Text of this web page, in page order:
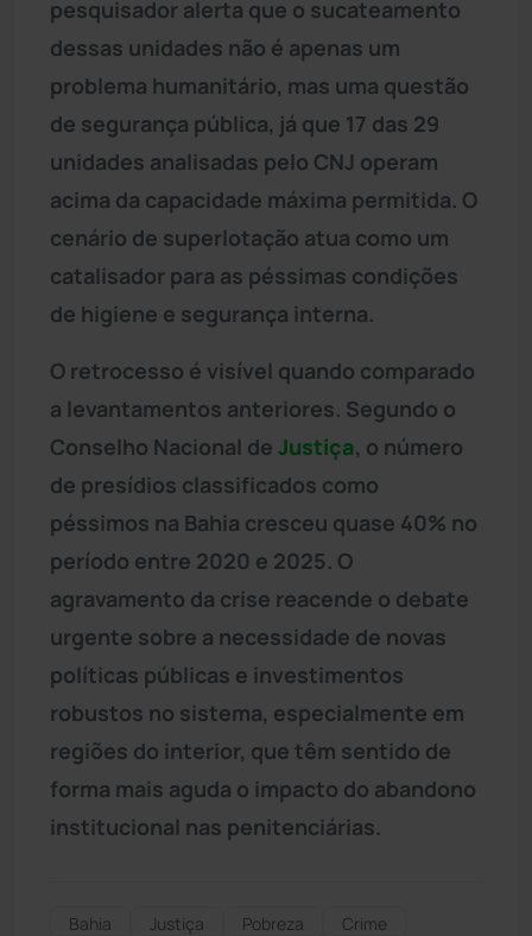
pesquisador alerta que o sucateamento
dessas unidades não é apenas um
problema humanitário, mas uma questão
de segurança pública, já que 17 das 29
unidades analisadas pelo CNJ operam
acima da capacidade máxima permitida. O
cenário de superlotação atua como um
catalisador para as péssimas condições
de higiene e segurança interna.
O retrocesso é visível quando comparado
a levantamentos anteriores. Segundo o
Conselho Nacional de Justiça, o número
de presídios classificados como
péssimos na Bahia cresceu quase 40% no
período entre 2020 e 2025. O
agravamento da crise reacende o debate
urgente sobre a necessidade de novas
políticas públicas e investimentos
robustos no sistema, especialmente em
regiões do interior, que têm sentido de
forma mais aguda o impacto do abandono
institucional nas penitenciárias.
Bahia Justiça Pobreza
Crime